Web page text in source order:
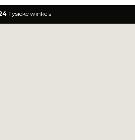
Fysieke winkels